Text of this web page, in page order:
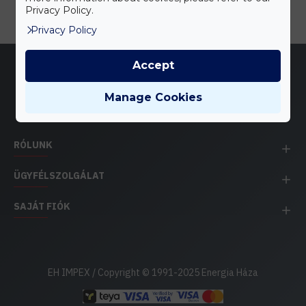
RÓLUNK
ÜGYFÉLSZOLGÁLAT
SAJÁT FIÓK
EH IMPEX / Copyright © 1991-2025 Energia Háza
Privacy Policy.
Privacy Policy
Manage Cookies
Accept